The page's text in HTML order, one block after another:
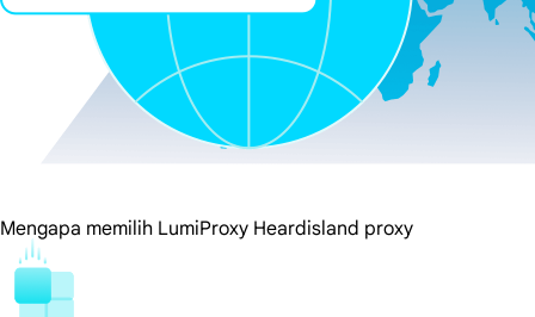
Mengapa memilih LumiProxy Heardisland proxy